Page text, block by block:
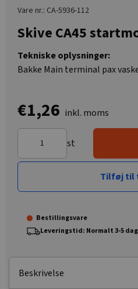
Vare nr.: CA-5936-112
Skive CA45
Tekniske oplysninger:
Bakke Main terminal pax
€1,26 inkl. moms
st
Tilføj til
Bestillingsvare
Leveringstid: Normalt 3-5
Beskrivelse